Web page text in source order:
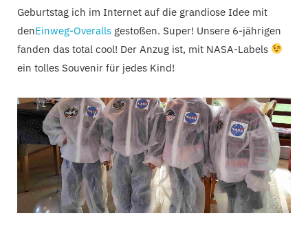
Geburtstag ich im Internet auf die grandiose Idee mit
denEinweg-Overalls gestoßen. Super! Unsere 6-jährigen
fanden das total cool! Der Anzug ist, mit NASA-Labels
ein tolles Souvenir für jedes Kind!